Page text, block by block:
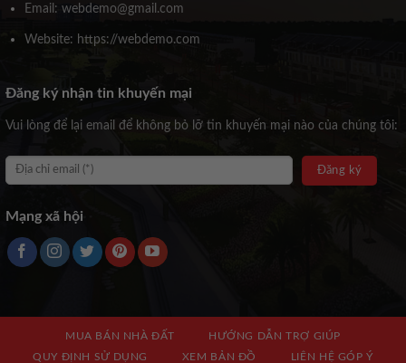
Email: webdemo@gmail.com
Website: https://webdemo.com
Đăng ký nhận tin khuyến mại
Vui lòng để lại email để không bỏ lỡ tin khuyến mại nào của chúng tôi:
Mạng xã hội
MUA BÁN NHÀ ĐẤT
HƯỚNG DẪN TRỢ GIÚP
QUY ĐỊNH SỬ DỤNG
XEM BẢN ĐỒ LIÊN HỆ GÓP Ý